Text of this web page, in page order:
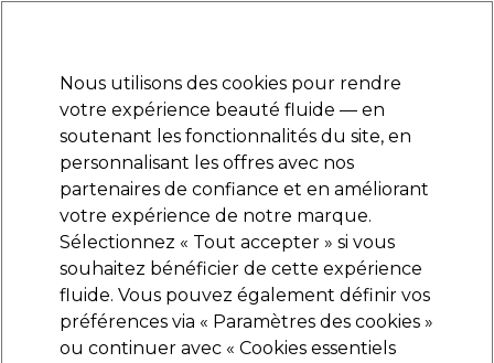
Se connecter
Marques Bons plans Coiffure Electro et Matériel
Livraison et délais
lire la suite
Lômé Paris Define Max Gel Extra Forte 4
150ml
Nous utilisons des cookies pour rendre
votre expérience beauté fluide — en
soutenant les fonctionnalités du site, en
personnalisant les offres avec nos
partenaires de confiance et en améliorant
votre expérience de notre marque.
Sélectionnez « Tout accepter » si vous
souhaitez bénéficier de cette expérience
fluide. Vous pouvez également définir vos
préférences via « Paramètres des cookies »
ou continuer avec « Cookies essentiels